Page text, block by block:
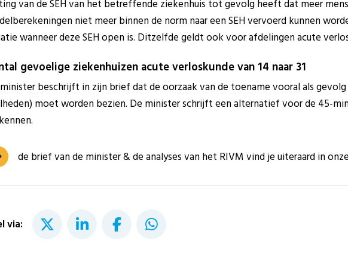
van de SEH van het betreffende ziekenhuis tot gevolg heeft dat meer
niet meer binnen de norm naar een SEH vervoerd kunnen
wanneer deze SEH open is. Ditzelfde geldt ook voor afdelingen acute
gevoelige ziekenhuizen acute verloskunde van 14 naar 31
beschrijft in zijn brief dat de oorzaak van de toename vooral als
moet worden bezien. De minister schrijft een alternatief voor de 45-
de brief van de minister & de analyses van het RIVM vind je uiteraard in
via: